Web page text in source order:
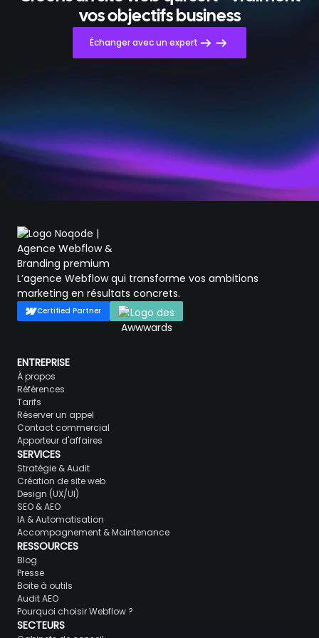
vos objectifs business
Échanger avec un expert
L’agence Webflow qui transforme vos ambitions
marketing en résultats concrets.
Certified Partner
ENTREPRISE
À propos
Références
Tarifs
Réserver un appel
Contact commercial
Apporteur d'affaires
SERVICES
Stratégie & Audit
Création de site web
Design (UX/UI)
SEO & AEO
IA & Automatisation
Accompagnement & Maintenance
RESSOURCES
Blog
Presse
Boite à outils
Audit AEO
Pourquoi choisir Webflow ?
SECTEURS